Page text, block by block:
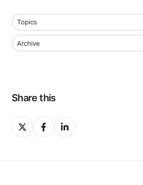
Topics
Archive
Share this
Share
on
Share
on
Share
on